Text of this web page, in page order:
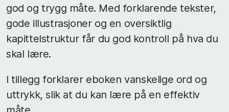
god og trygg måte. Med forklarende tekster,
gode illustrasjoner og en oversiktlig
kapittelstruktur får du god kontroll på hva du
skal lære.
I tillegg forklarer eboken vanskelige ord og
uttrykk, slik at du kan lære på en effektiv